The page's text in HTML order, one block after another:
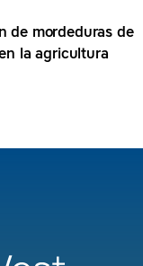
de mordeduras de
la agricultura